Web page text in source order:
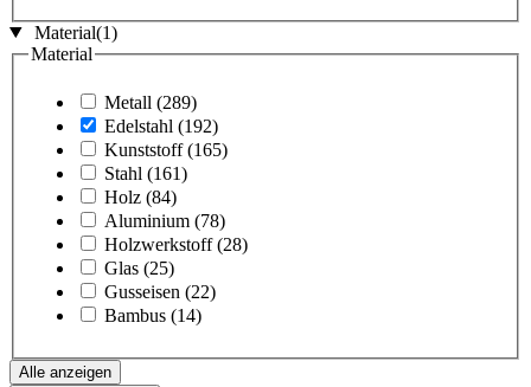
Material(1)
Material
Metall (289)
Edelstahl (192)
Kunststoff (165)
Stahl (161)
Holz (84)
Aluminium (78)
Holzwerkstoff (28)
Glas (25)
Gusseisen (22)
Bambus (14)
Alle anzeigen